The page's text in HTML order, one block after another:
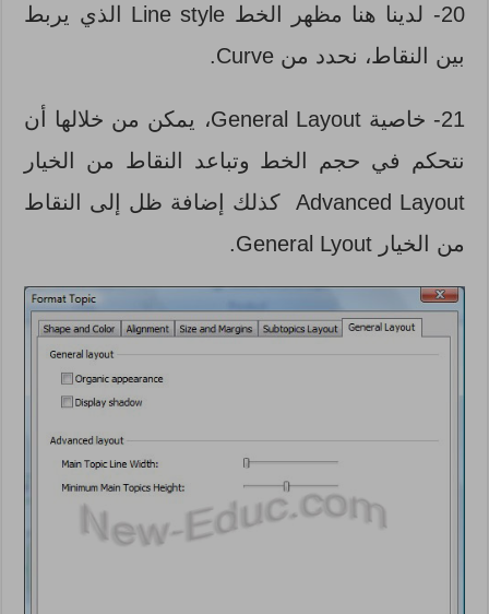
20- لدينا هنا مظهر الخط Line style الذي يربط
بين النقاط، نحدد من Curve.
21- خاصية General Layout، يمكن من خلالها أن
نتحكم في حجم الخط وتباعد النقاط من الخيار
Advanced Layout كذلك إضافة ظل إلى النقاط
من الخيار General Lyout.